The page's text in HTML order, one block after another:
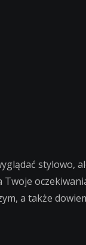
stylowo,
Twoje
a także